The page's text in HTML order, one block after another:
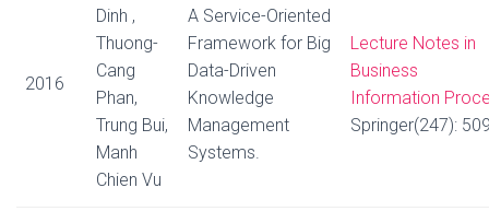
2016
Dinh ,
Thuong-
Cang
Phan,
Trung Bui,
Manh
Chien Vu
A Service-Oriented
Framework for Big
Data-Driven
Knowledge
Management
Systems.
Lecture Notes in
Business
Information
Springer(247):